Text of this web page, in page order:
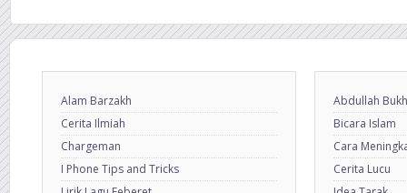
Alam Barzakh
Cerita Ilmiah
Chargeman
I Phone Tips and Tricks
Abdullah
Bicara Islam
Cara
Cerita Lucu